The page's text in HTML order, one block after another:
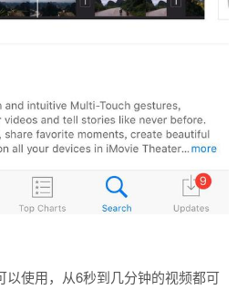
以使用，从6秒到几分钟的视频都可